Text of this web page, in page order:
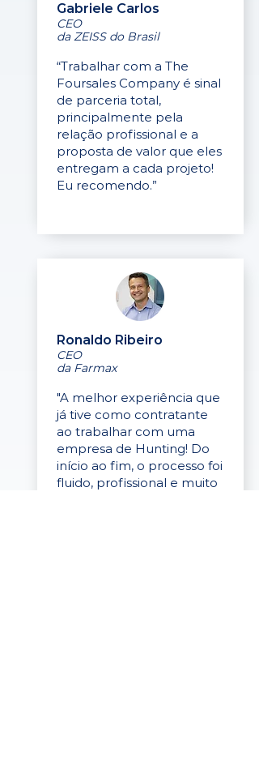
Gabriele Carlos
CEO
da ZEISS do Brasil
“Trabalhar com a The
Foursales Company é sinal
de parceria total,
principalmente pela
relação profissional e a
proposta de valor que eles
entregam a cada projeto!
Eu recomendo.”
Ronaldo Ribeiro
CEO
da Farmax
"A melhor experiência que
já tive como contratante
ao trabalhar com uma
empresa de Hunting! Do
início ao fim, o processo foi
fluido, profissional e muito